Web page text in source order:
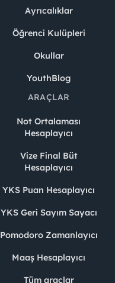
Ayrıcalıklar
Öğrenci Kulüpleri
Okullar
YouthBlog
ARAÇLAR
Not Ortalaması
Hesaplayıcı
Vize Final Büt
Hesaplayıcı
YKS Puan Hesaplayıcı
YKS Geri Sayım Sayacı
Pomodoro Zamanlayıcı
Maaş Hesaplayıcı
Tüm araçlar